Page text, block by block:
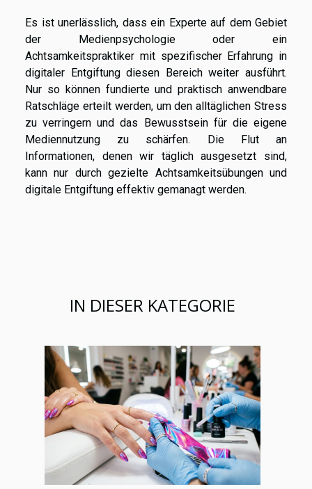
Es ist unerlässlich, dass ein Experte auf dem Gebiet
der Medienpsychologie oder ein
Achtsamkeitspraktiker mit spezifischer Erfahrung in
digitaler Entgiftung diesen Bereich weiter ausführt.
Nur so können fundierte und praktisch anwendbare
Ratschläge erteilt werden, um den alltäglichen Stress
zu verringern und das Bewusstsein für die eigene
Mediennutzung zu schärfen. Die Flut an
Informationen, denen wir täglich ausgesetzt sind,
kann nur durch gezielte Achtsamkeitsübungen und
digitale Entgiftung effektiv gemanagt werden.
IN DIESER KATEGORIE